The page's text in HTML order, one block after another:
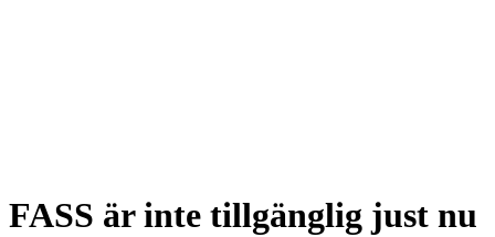
FASS är inte tillgänglig just nu